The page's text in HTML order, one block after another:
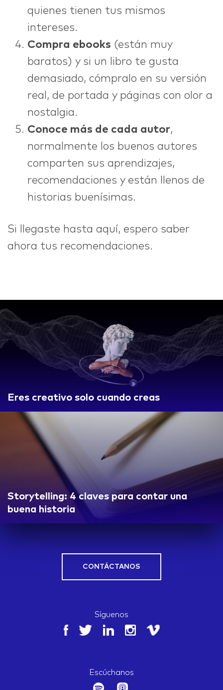
quienes tienen tus mismos
intereses.
Compra ebooks (están muy
baratos) y si un libro te gusta
demasiado, cómpralo en su versión
real, de portada y páginas con olor a
nostalgia.
Conoce más de cada autor,
normalmente los buenos autores
comparten sus aprendizajes,
recomendaciones y están llenos de
historias buenísimas.
Si llegaste hasta aquí, espero saber
ahora tus recomendaciones.
Eres creativo solo cuando creas
Storytelling: 4 claves para contar una
buena historia
CONTÁCTANOS
Síguenos
Escúchanos